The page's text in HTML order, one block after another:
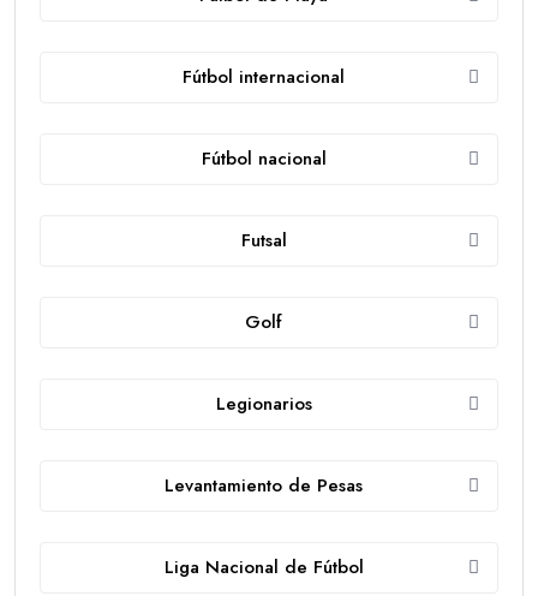
Fútbol internacional
Fútbol nacional
Futsal
Golf
Legionarios
Levantamiento de Pesas
Liga Nacional de Fútbol